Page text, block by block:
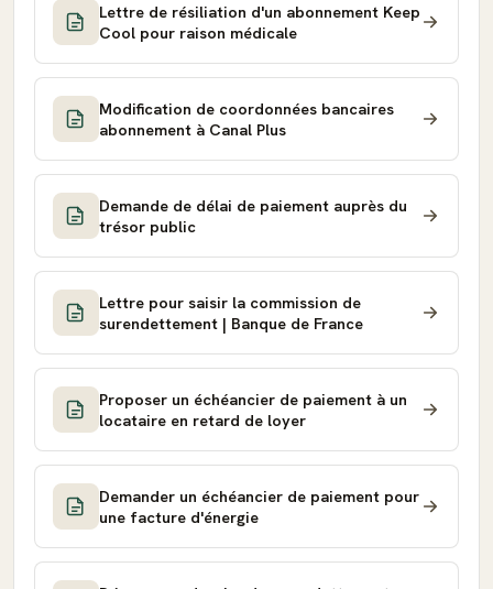
Lettre de résiliation d'un abonnement Keep
Cool pour raison médicale
Modification de coordonnées bancaires
abonnement à Canal Plus
Demande de délai de paiement auprès du
trésor public
Lettre pour saisir la commission de
surendettement | Banque de France
Proposer un échéancier de paiement à un
locataire en retard de loyer
Demander un échéancier de paiement pour
une facture d'énergie